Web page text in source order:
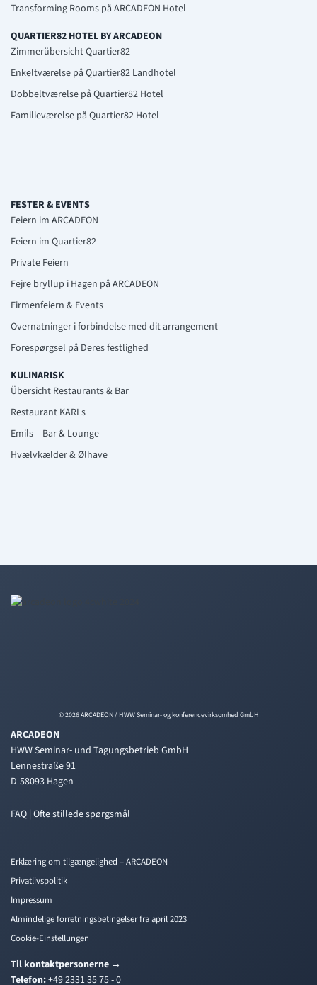
Transforming Rooms på ARCADEON Hotel
QUARTIER82 HOTEL BY ARCADEON
Zimmerübersicht Quartier82
Enkeltværelse på Quartier82 Landhotel
Dobbeltværelse på Quartier82 Hotel
Familieværelse på Quartier82 Hotel
FESTER & EVENTS
Feiern im ARCADEON
Feiern im Quartier82
Private Feiern
Fejre bryllup i Hagen på ARCADEON
Firmenfeiern & Events
Overnatninger i forbindelse med dit arrangement
Forespørgsel på Deres festlighed
KULINARISK
Übersicht Restaurants & Bar
Restaurant KARLs
Emils – Bar & Lounge
Hvælvkælder & Ølhave
© 2026 ARCADEON / HWW Seminar- og konferencevirksomhed GmbH
ARCADEON
HWW Seminar- und Tagungsbetrieb GmbH
Lennestraße 91
D-58093 Hagen
FAQ | Ofte stillede spørgsmål
Erklæring om tilgængelighed – ARCADEON
Privatlivspolitik
Impressum
Almindelige forretningsbetingelser fra april 2023
Cookie-Einstellungen
Til kontaktpersonerne →
Telefon:+49 2331 35 75 - 0